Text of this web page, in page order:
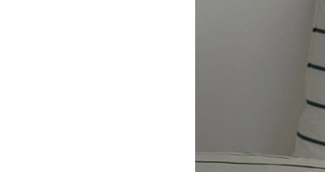
고객님
무엇